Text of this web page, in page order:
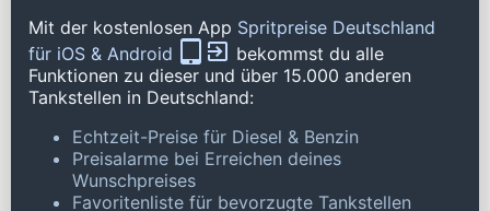
Mit der kostenlosen App Spritpreise Deutschland
für iOS & Android
bekommst du alle
Funktionen zu dieser und über 15.000 anderen
Tankstellen in Deutschland:
Echtzeit-Preise für Diesel & Benzin
Preisalarme bei Erreichen deines
Wunschpreises
Favoritenliste für bevorzugte Tankstellen